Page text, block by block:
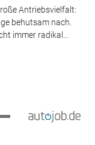
Antriebsvielfalt:
behutsam nach.
immer radikal...